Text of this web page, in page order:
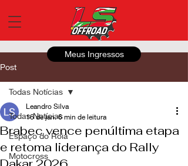
Meus Ingressos
Post
Todas Notícias
Espaço do Roia
Motocross
Todas Notícias
Brabec vence penúltima etapa
e retoma liderança do Rally
Leandro Silva
16 de jan. 6 min de leitura